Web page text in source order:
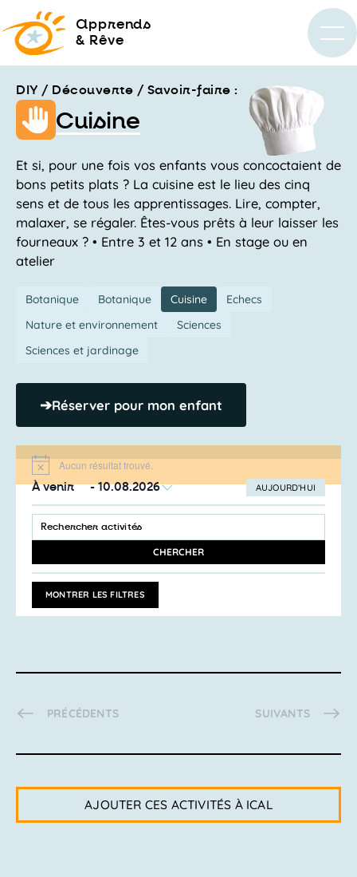
apprends
& Rêve
DIY / Découverte / Savoir-faire :
Cuisine
Et si, pour une fois vos enfants vous concoctaient de
bons petits plats ? La cuisine est le lieu des cinq
sens et de tous les apprentissages. Lire, compter,
malaxer, se régaler. Êtes-vous prêts à leur laisser les
fourneaux ? • Entre 3 et 12 ans • En stage ou en
atelier
Botanique Botanique Cuisine
Echecs
Nature et environnement
Sciences
Sciences et jardinage
➔Réserver pour mon enfant
Notice Aucun résultat trouvé.
AUJOURD’HUI
À venir - 10.08.2026
LA
DATE
Recherche
et
de
vues
Activités
SAISIR
MOT-
ACTIVITÉS
MOT-
CLÉ.
CHERCHER
MONTRER LES FILTRES
ACTIVITÉS
PRÉCÉDENTS ACTIVITÉS
SUIVANTS
AJOUTER CES ACTIVITÉS À ICAL